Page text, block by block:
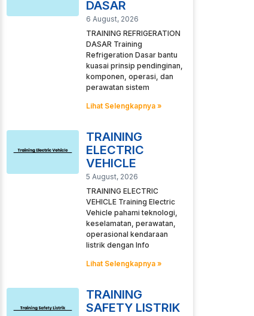
DASAR
6 August, 2026
TRAINING REFRIGERATION
DASAR Training
Refrigeration Dasar bantu
kuasai prinsip pendinginan,
komponen, operasi, dan
perawatan sistem
Lihat Selengkapnya »
TRAINING
ELECTRIC
VEHICLE
5 August, 2026
TRAINING ELECTRIC
VEHICLE Training Electric
Vehicle pahami teknologi,
keselamatan, perawatan,
operasional kendaraan
listrik dengan Info
Lihat Selengkapnya »
TRAINING
SAFETY LISTRIK